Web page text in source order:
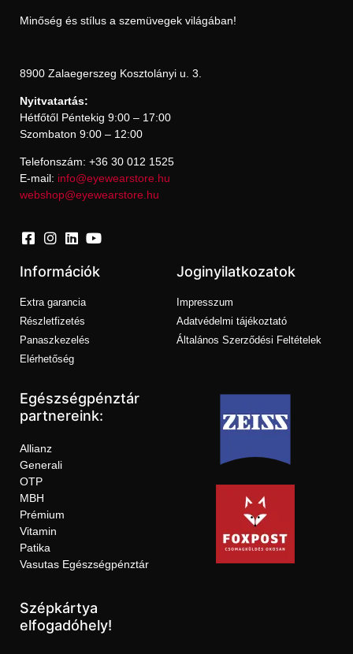
Minőség és stílus a szemüvegek világában!
8900 Zalaegerszeg Kosztolányi u. 3.
Nyitvatartás:
Hétfőtől Péntekig 9:00 – 17:00
Szombaton 9:00 – 12:00
Telefonszám: +36 30 012 1525
E-mail: info@eyewearstore.hu
webshop@eyewearstore.hu
Információk
Extra garancia
Részletfizetés
Panaszkezelés
Elérhetőség
Joginyilatkozatok
Impresszum
Adatvédelmi tájékoztató
Általános Szerződési Feltételek
Egészségpénztár
partnereink:
Allianz
Generali
OTP
MBH
Prémium
Vitamin
Patika
Vasutas Egészségpénztár
Szépkártya
elfogadóhely!